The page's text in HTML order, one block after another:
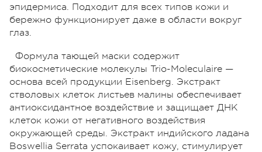
эпидермиса. Подходит для всех типов кожи и
бережно функционирует даже в области вокруг
глаз.
Формула тающей маски содержит
биокосметические молекулы Trio-Moleculaire —
основа всей продукции Eisenberg. Экстракт
стволовых клеток листьев малины обеспечивает
антиоксидантное воздействие и защищает ДНК
клеток кожи от негативного воздействия
окружающей среды. Экстракт индийского ладана
Boswellia Serrata успокаивает кожу, стимулирует